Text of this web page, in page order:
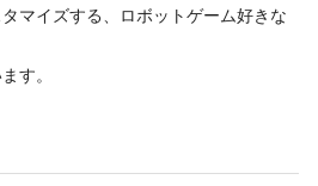
マイズする、ロボットゲーム好きな
す。